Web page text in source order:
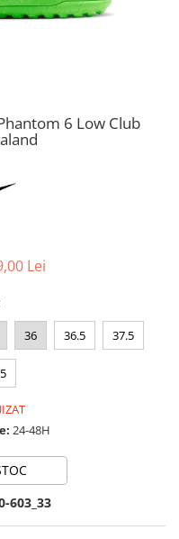
6 Low Club
Lei
36 36.5 37.5
24-48H
603_33